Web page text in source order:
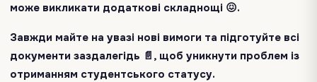
може викликати додаткові складнощі 😖.
Завжди майте на увазі нові вимоги та підготуйте всі
документи заздалегідь 📄, щоб уникнути проблем із
отриманням студентського статусу.